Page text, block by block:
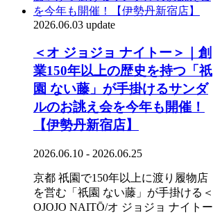
2026.06.03 update
＜オ ジョジョ ナイトー＞｜創
業150年以上の歴史を持つ「祇
園 ない藤」が手掛けるサンダ
ルのお誂え会を今年も開催！
【伊勢丹新宿店】
2026.06.10 - 2026.06.25
京都 祇園で150年以上に渡り履物店
を営む「祇園 ない藤」が手掛ける＜
OJOJO NAITŌ/オ ジョジョ ナイトー